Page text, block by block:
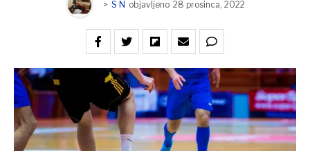
> S N objavljeno 28 prosinca, 2022